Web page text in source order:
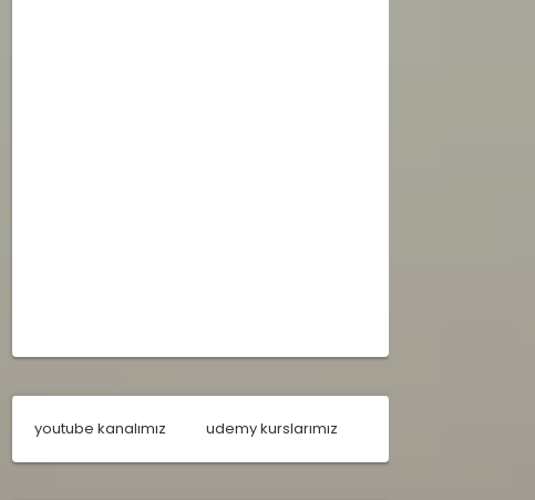
youtube kanalımız udemy kurslarımız